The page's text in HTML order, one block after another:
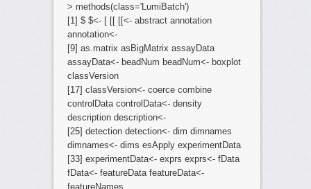
> methods(class='LumiBatch')
[1] $ $<- [ [[ [[<- abstract annotation
annotation<-
[9] as.matrix asBigMatrix assayData
assayData<- beadNum beadNum<- boxplot
classVersion
[17] classVersion<- coerce combine
controlData controlData<- density
description description<-
[25] detection detection<- dim dimnames
dimnames<- dims esApply experimentData
[33] experimentData<- exprs exprs<- fData
fData<- featureData featureData<-
featureNames